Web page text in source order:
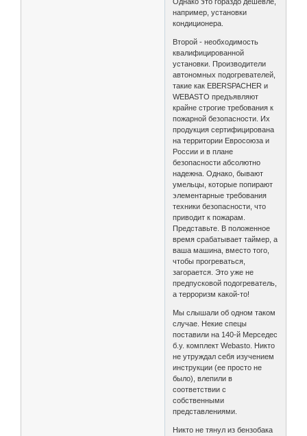
например, установки
кондиционера.
Второй - необходимость
квалифицированной
установки. Производители
автономных подогревателей,
такие как EBERSPACHER и
WEBASTO предъявляют
крайне строгие требования к
пожарной безопасности. Их
продукция сертифицирована
на территории Евросоюза и
России и в плане
безопасности абсолютно
надежна. Однако, бывают
умельцы, которые попирают
элементарные требования
техники безопасности, что
приводит к пожарам.
Представьте. В положенное
время срабатывает таймер, а
ваша машина, вместо того,
чтобы прогреваться,
загорается. Это уже не
предпусковой подогреватель,
а терроризм какой-то!
Мы слышали об одном таком
случае. Некие спецы
поставили на 140-й Мерседес
б.у. комплект Webasto. Никто
не утруждал себя изучением
инструкции (ее просто не
было), влепили в
соответствии с
собственными
представлениями.
Никто не тянул из бензобака